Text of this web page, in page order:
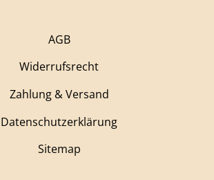
AGB
Widerrufsrecht
Zahlung & Versand
Datenschutzerklärung
Sitemap